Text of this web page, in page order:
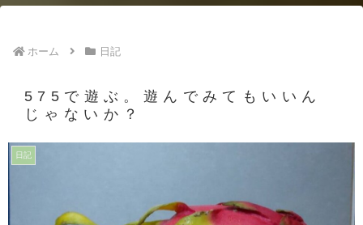
ホーム 日記
575で遊ぶ。遊んでみてもいいん
じゃないか？
日記